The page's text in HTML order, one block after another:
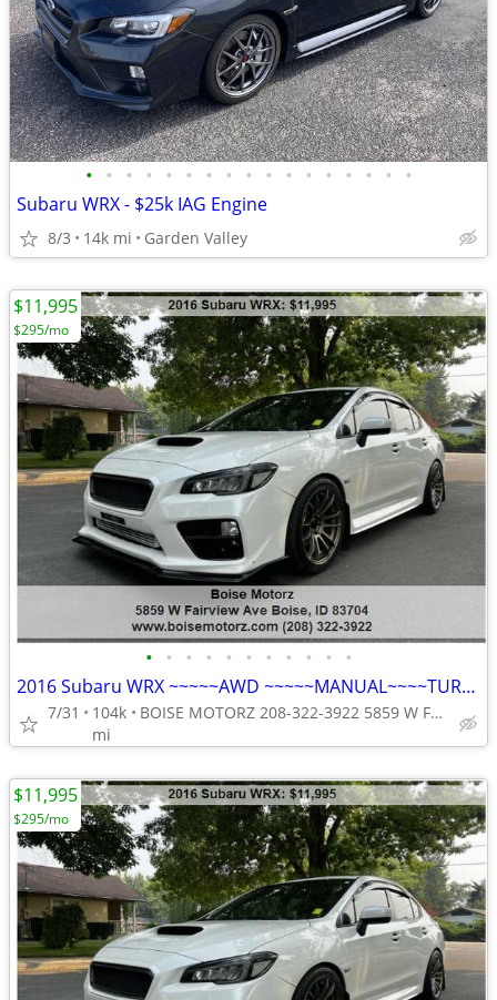
• • • • • • • • • • • • • • • • •
Subaru WRX - $25k IAG Engine
8/3 14k mi Garden Valley
• • • • • • • • • • •
2016 Subaru WRX ~~~~~AWD ~~~~~MANUAL~~~~TURBO~~~
7/31
104k
mi
BOISE MOTORZ 208-322-3922 5859 W FAIRVIEW AVE BOISE IDAHO<ta
$11,995
$295/mo
$11,995
$295/mo